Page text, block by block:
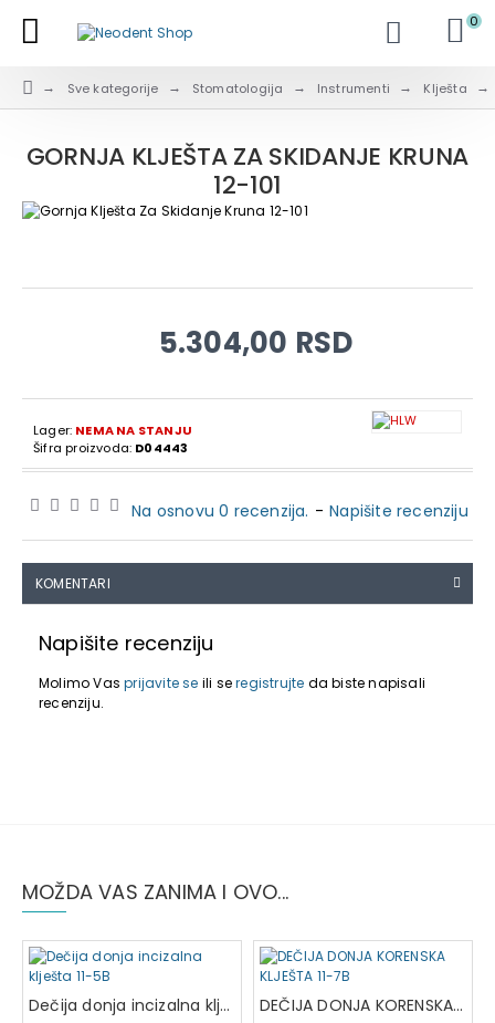
0
Sve kategorije Stomatologija Instrumenti Klješta
GORNJA KLJEŠTA ZA SKIDANJE KRUNA
12-101
Lager: NEMA NA STANJU
Šifra proizvoda: D04443
Na osnovu 0 recenzija. - Napišite recenziju
5.304,00 RSD
KOMENTARI
Napišite recenziju
Molimo Vasprijavite se ili seregistrujte da biste napisali
recenziju.
MOŽDA VAS ZANIMA I OVO...
Dečija donja incizalna klješta 11-5B DEČIJA DONJA KORENSKA KLJEŠTA 11-7B